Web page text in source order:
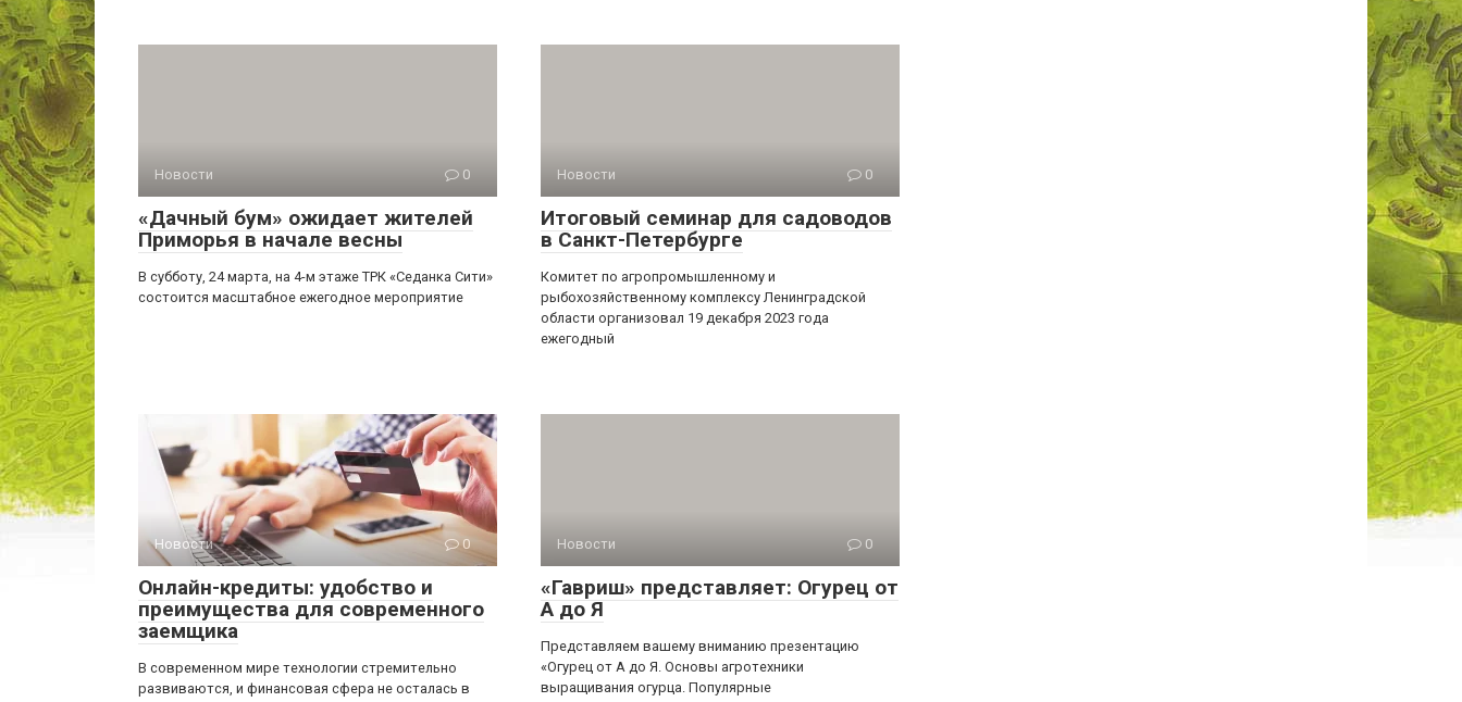
Новости 0
«Дачный бум» ожидает жителей
Приморья в начале весны
В субботу, 24 марта, на 4-м этаже ТРК «Седанка Сити»
состоится масштабное ежегодное мероприятие
Новости 0
Итоговый семинар для садоводов
в Санкт-Петербурге
Комитет по агропромышленному и
рыбохозяйственному комплексу Ленинградской
области организовал 19 декабря 2023 года
ежегодный
Новости 0
Онлайн-кредиты: удобство и
преимущества для современного
заемщика
В современном мире технологии стремительно
развиваются, и финансовая сфера не осталась в
Новости 0
«Гавриш» представляет: Огурец от
А до Я
Представляем вашему вниманию презентацию
«Огурец от А до Я. Основы агротехники
выращивания огурца. Популярные